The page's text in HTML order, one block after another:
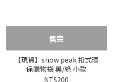
售完
【現貨】snow peak 扣式環
保購物袋 黑/綠 小款
NT$200